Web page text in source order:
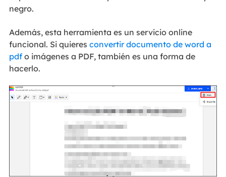
negro.
Además, esta herramienta es un servicio online
funcional. Si quieres convertir documento de word a
pdfo imágenes a PDF, también es una forma de
hacerlo.